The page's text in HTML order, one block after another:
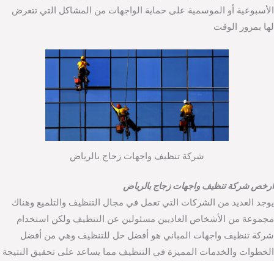
الأسبوعية أو الموسمية على حماية الواجهات من المشاكل التي تتعرض
لها بمرور الوقت
شركة تنظيف واجهات زجاج بالرياض
ارخص شركة تنظيف واجهات زجاج بالرياض
يوجد العديد من الشركات التي تعمل في مجال التنظيف والتلميع وهناك
مجموعة من الأشخاص العاديين مسئولين عن التنظيف ولكن استخدام
شركة تنظيف واجهات المباني هو أفضل حل للتنظيف وهي من أفضل
الخطوات والخدمات المميزة في التنظيف مما يساعد على تحقيق النتيجة